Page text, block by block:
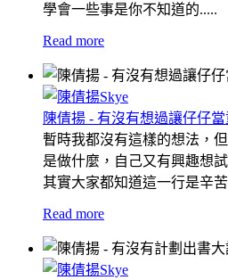
學會一些事是你不知道的.....
Read more
陳倩揚 - 有沒有想過讓仔仔
暫時我都沒有這樣的想法，
是做什麼，自己又有興趣想
其實大家都知道這一行是辛
Read more